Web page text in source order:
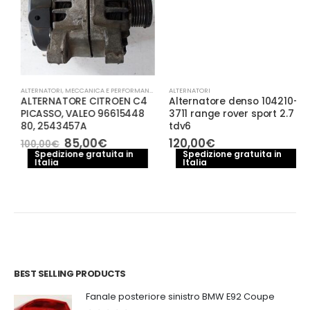
ALTERNATORI,MECCANICA E PERFORMANCE
ALTERNATORE CITROEN C4
PICASSO, VALEO 96615448
80, 2543457A
100,00€ Il
prezzo
originale
85,00€Il
prezzo
attuale
Spedizione gratuita in
Italia
ALTERNATORI
Alternatore denso 104210-
3711 range rover sport 2.7
tdv6
120,00€
Spedizione gratuita in
Italia
BEST SELLING PRODUCTS
Fanale posteriore sinistro BMW E92 Coupe